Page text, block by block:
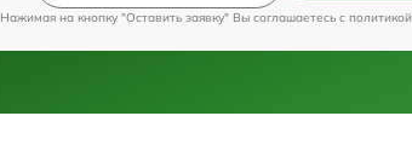
Нажимая на кнопку "Оставить заявку" Вы соглашаетесь c